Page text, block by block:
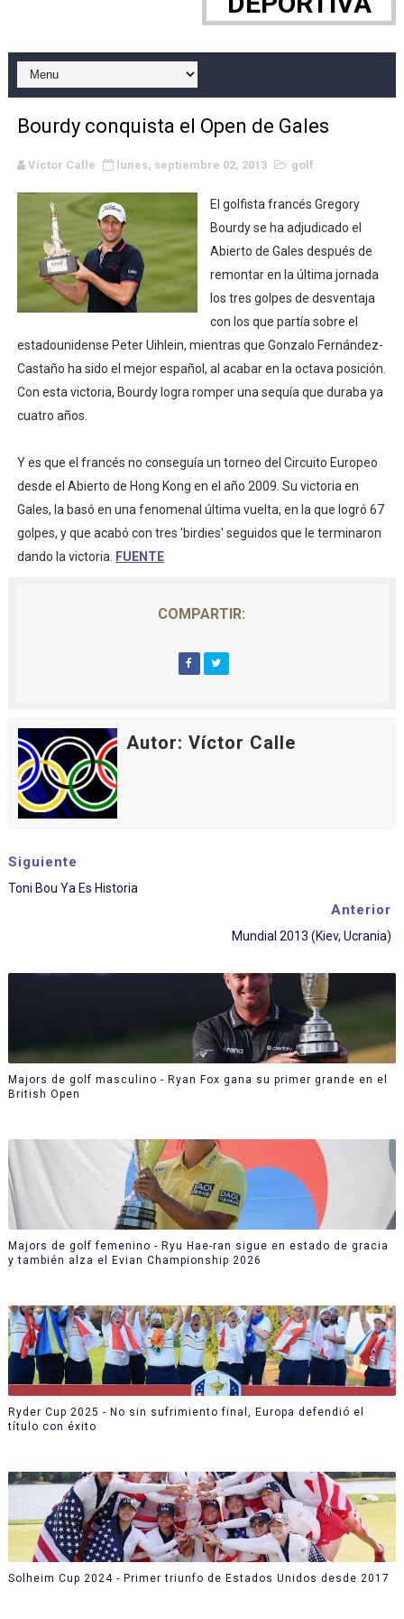
WWE NXT - Myles Borne y Tavion Heights ponen fin
Canadian Football League 2026 - Week 10
EFA y AFLE 2026 - Regular season
Campeonato de Europa de remo 2026 (Varese, Italia)
Mundial de lacrosse femenino 2026 (Tokio, Japón) -
Máxima celebración en el último Impact! con Jason
Mundial de esgrima 2026 (Hong Kong) - La delegación
Raquel Rodriguez es la nueva monarca
Mundial de piragüismo slalom 2026 (Oklahoma City,
Tour de Francia masculino 2026 - Tadej Pogacar
Mundial de Fórmula 1 2026 - Lando Norris consigue
Bourdy conquista el Open de Gales
Víctor Calle lunes, septiembre 02, 2013 golf
El golfista francés Gregory
Bourdy se ha adjudicado el
Abierto de Gales después de
remontar en la última jornada
los tres golpes de desventaja
con los que partía sobre el
estadounidense Peter Uihlein, mientras que Gonzalo Fernández-
Castaño ha sido el mejor español, al acabar en la octava posición.
Con esta victoria, Bourdy logra romper una sequía que duraba ya
cuatro años.
Y es que el francés no conseguía un torneo del Circuito Europeo
desde el Abierto de Hong Kong en el año 2009. Su victoria en
Gales, la basó en una fenomenal última vuelta, en la que logró 67
golpes, y que acabó con tres 'birdies' seguidos que le terminaron
dando la victoria.
FUENTE
COMPARTIR:
Autor: Víctor Calle
Siguiente
Toni Bou Ya Es Historia
Anterior
Mundial 2013 (Kiev, Ucrania)
Majors de golf masculino - Ryan Fox gana su primer grande en el
British Open
Majors de golf femenino - Ryu Hae-ran sigue en estado de gracia
y también alza el Evian Championship 2026
Ryder Cup 2025 - No sin sufrimiento final, Europa defendió el
título con éxito
Solheim Cup 2024 - Primer triunfo de Estados Unidos desde 2017